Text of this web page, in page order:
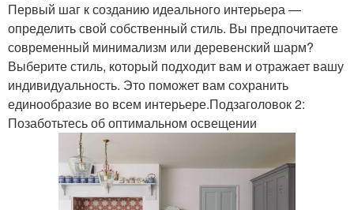
Первый шаг к созданию идеального интерьера —
определить свой собственный стиль. Вы предпочитаете
современный минимализм или деревенский шарм?
Выберите стиль, который подходит вам и отражает вашу
индивидуальность. Это поможет вам сохранить
единообразие во всем интерьере.Подзаголовок 2:
Позаботьтесь об оптимальном освещении